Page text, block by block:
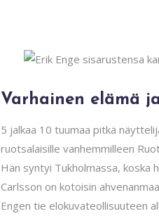
Varhainen elämä
5 jalkaa 10 tuumaa pitkä
ruotsalaisille vanhemmilleen
Hän syntyi Tukholmassa, koska
Carlsson on kotoisin
Engen tie elokuvateollisuuteen